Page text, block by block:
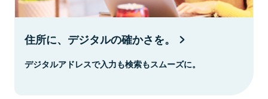
住所に、デジタルの確かさを。
デジタルアドレスで入力も検索もスムーズに。